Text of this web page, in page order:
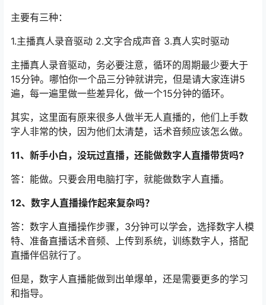
主要有三种：
1.主播真人录音驱动 2.文字合成声音 3.真人实时驱动
主播真人录音驱动，务必要注意，循环的周期最少要大于
15分钟。哪怕你一个品三分钟就讲完，但是请大家连讲5
遍，每一遍里做一些差异化，做一个15分钟的循环。
其实，这里面有原来很多人做半无人直播的，他们上手数
字人非常的快，因为他们太清楚，话术音频应该怎么做。
11、新手小白，没玩过直播，还能做数字人直播带货吗?
答：能做。只要会用电脑打字，就能做数字人直播。
12、数字人直播操作起来复杂吗？
答：数字人直播操作步骤，3分钟可以学会，选择数字人模
特、准备直播话术音频、上传到系统，训练数字人，搭配
直播伴侣就行了。
但是，数字人直播能做到出单爆单，还是需要更多的学习
和指导。